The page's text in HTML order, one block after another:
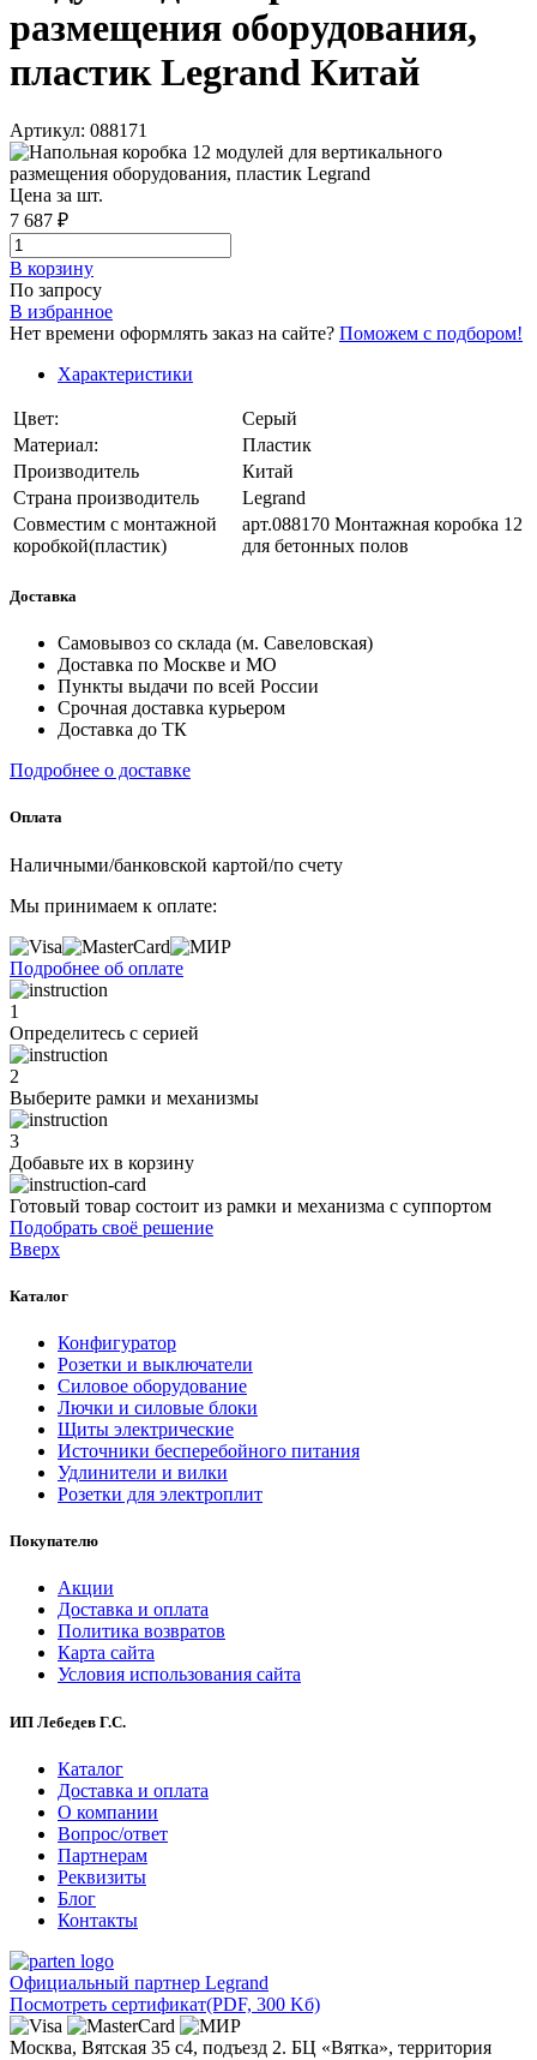
размещения оборудования,
пластик Legrand Китай
Артикул: 088171
Цена за шт.
7 687 ₽
В корзинy
По запросу
В избранное
Нет времени оформлять заказ на сайте? Поможем с подбором!
Характеристики
Цвет:
Серый
Материал:
Пластик
Производитель
Китай
Страна производитель
Legrand
Совместим с монтажной
коробкой(пластик)
арт.088170 Монтажная коробка 12
для бетонных полов
Доставка
Самовывоз со склада (м. Савеловская)
Доставка по Москве и МО
Пункты выдачи по всей России
Срочная доставка курьером
Доставка до ТК
Подробнее о доставке
Оплата
Наличными/банковской картой/по счету
Мы принимаем к оплате:
Подробнее об оплате
1
Определитесь с серией
2
Выберите рамки и механизмы
3
Добавьте их в корзину
Готовый товар состоит из рамки и механизма с суппортом
Подобрать своё решение
Вверх
Каталог
Конфигуратор
Розетки и выключатели
Силовое оборудование
Лючки и силовые блоки
Щиты электрические
Источники бесперебойного питания
Удлинители и вилки
Розетки для электроплит
Покупателю
Акции
Доставка и оплата
Политика возвратов
Карта сайта
Условия использования сайта
ИП Лебедев Г.С.
Каталог
Доставка и оплата
О компании
Вопрос/ответ
Партнерам
Реквизиты
Блог
Контакты
Официальный партнер Legrand
Посмотреть сертификат(PDF, 300 Kб)
Москва, Вятская 35 с4, подъезд 2. БЦ «Вятка», территория